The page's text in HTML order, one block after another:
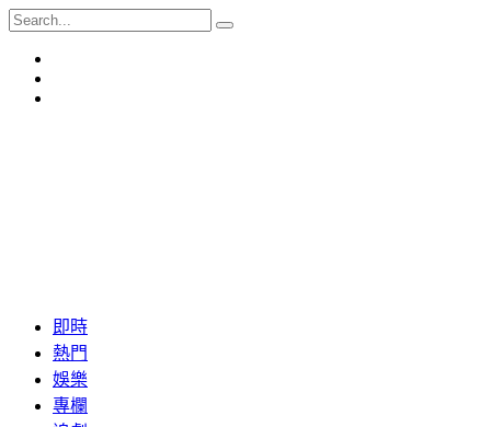
即時
熱門
娛樂
專欄